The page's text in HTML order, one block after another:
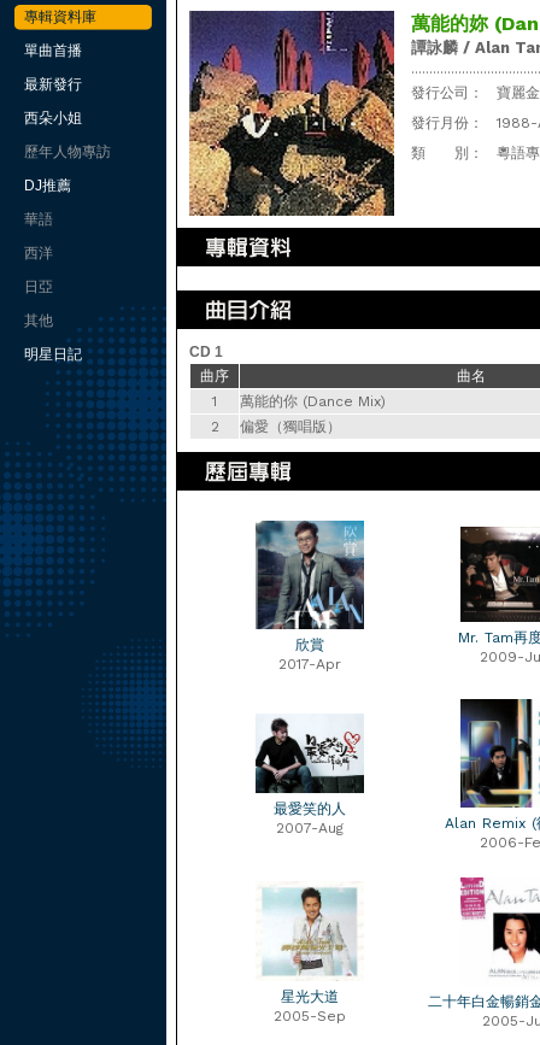
專輯資料庫
單曲首播
最新發行
西朵小姐
歷年人物專訪
DJ推薦
華語
西洋
日亞
其他
明星日記
萬能的妳
譚詠麟 / Alan
發行公司：
寶麗金
發行月份：
類 別：
粵語
CD 1
曲序
曲名
1
萬能的你 (Dance Mix)
2
偏愛（獨唱版）
欣賞
2017-Apr
Mr. Tam再
2009-
最愛笑的人
2007-Aug
Alan Remix (
2006-
星光大道
2005-Sep
二十年白金暢銷
2005-